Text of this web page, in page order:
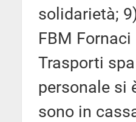
solidarietà;
FBM
Trasporti
personale si
sono in